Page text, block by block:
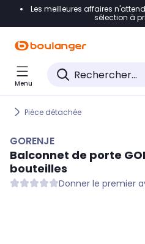
Accéder directement à la
Accéder directement au
Accéder directement au
Les meilleures affaires
sélection à
Menu
Pièce détachée
GORENJE
Balconnet de porte
bouteilles
Donner le premier